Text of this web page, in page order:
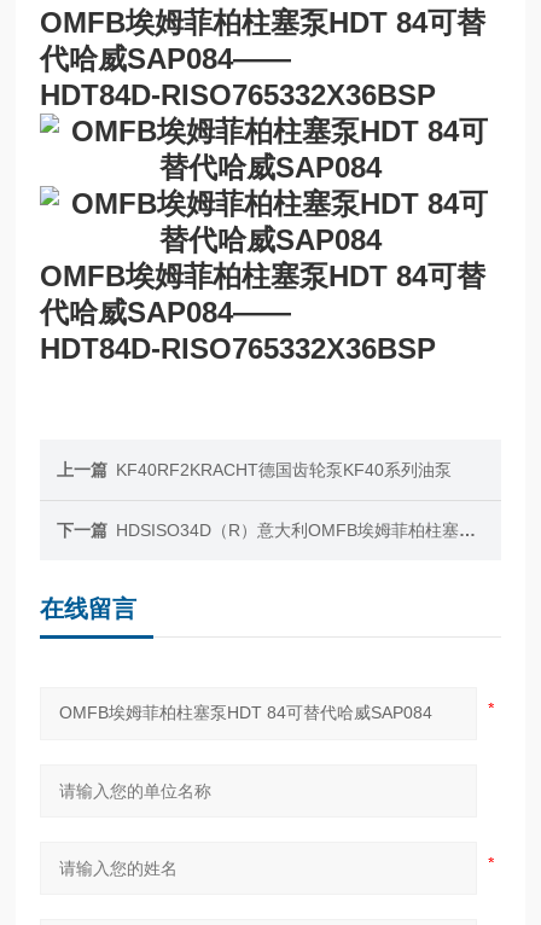
OMFB埃姆菲柏柱塞泵HDT 84可替
代哈威SAP084——
HDT84D-RISO765332X36BSP
OMFB埃姆菲柏柱塞泵HDT 84可替
代哈威SAP084——
HDT84D-RISO765332X36BSP
上一篇 KF40RF2KRACHT德国齿轮泵KF40系列油泵
下一篇 HDSISO34D（R）意大利OMFB埃姆菲柏柱塞泵HDS 34
在线留言